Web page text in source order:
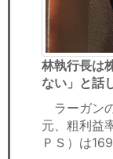
林執行長は
ない」と話
ラーガン
元、粗利益
ＰＳ）は